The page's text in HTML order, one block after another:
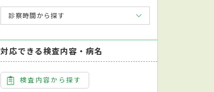
診察時間から探す
対応できる検査内容・病名
検査内容から探す